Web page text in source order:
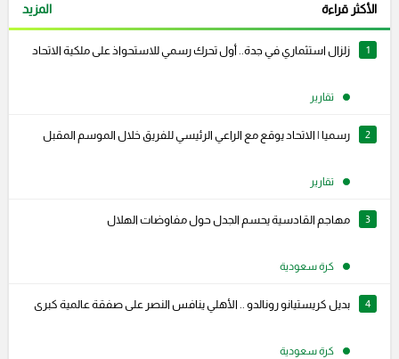
الأكثر قراءة المزيد
1 زلزال استثماري في جدة.. أول تحرك رسمي للاستحواذ على ملكية الاتحاد
تقارير
2 رسميا | الاتحاد يوقع مع الراعي الرئيسي للفريق خلال الموسم المقبل
تقارير
3 مهاجم القادسية يحسم الجدل حول مفاوضات الهلال
كرة سعودية
4 بديل كريستيانو رونالدو .. الأهلي ينافس النصر على صفقة عالمية كبرى
كرة سعودية